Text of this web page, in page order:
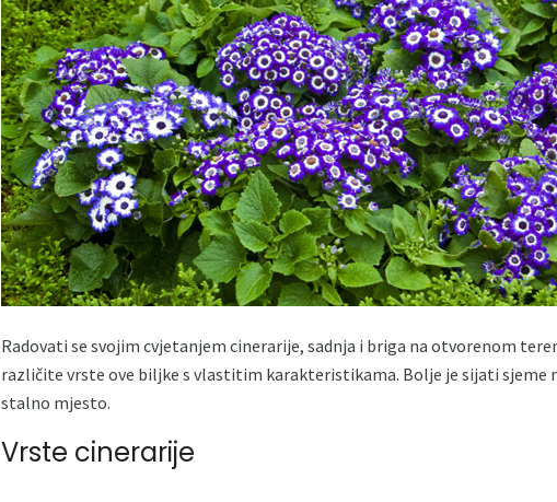
Radovati se svojim cvjetanjem cinerarije, sadnja i briga na otvorenom
različite vrste ove biljke s vlastitim karakteristikama. Bolje je sijati sjeme
stalno mjesto.
Vrste cinerarije